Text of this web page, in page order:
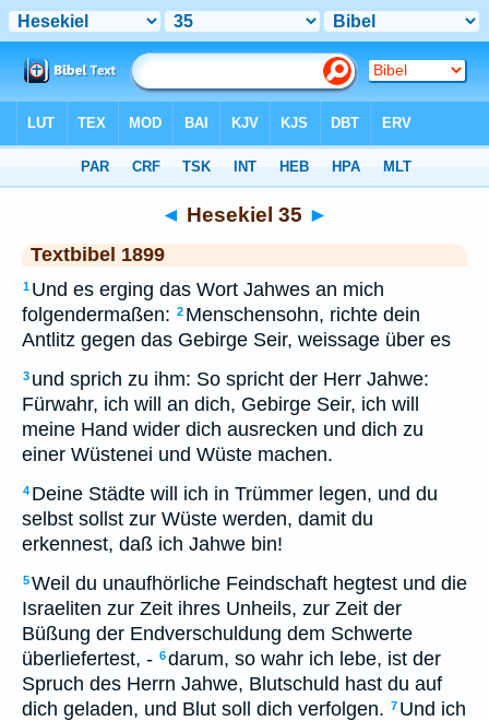
◄ Hesekiel 35 ►
Textbibel 1899
1 Und es erging das Wort Jahwes an mich
folgendermaßen: 2 Menschensohn, richte dein
Antlitz gegen das Gebirge Seir, weissage über es
3 und sprich zu ihm: So spricht der Herr Jahwe:
Fürwahr, ich will an dich, Gebirge Seir, ich will
meine Hand wider dich ausrecken und dich zu
einer Wüstenei und Wüste machen.
4 Deine Städte will ich in Trümmer legen, und du
selbst sollst zur Wüste werden, damit du
erkennest, daß ich Jahwe bin!
5Weil du unaufhörliche Feindschaft hegtest und die
Israeliten zur Zeit ihres Unheils, zur Zeit der
Büßung der Endverschuldung dem Schwerte
überliefertest, - 6darum, so wahr ich lebe, ist der
Spruch des Herrn Jahwe, Blutschuld hast du auf
dich geladen, und Blut soll dich verfolgen. 7 Und ich